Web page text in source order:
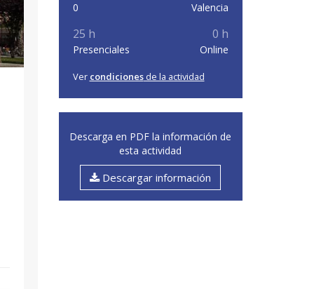
0 Valencia
25 h
Presenciales
0 h
Online
Ver condicionesde la actividad
Descarga en PDF la información de
esta actividad
Descargar información